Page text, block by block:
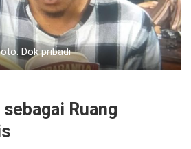
Dok pribadi
sebagai Ruang